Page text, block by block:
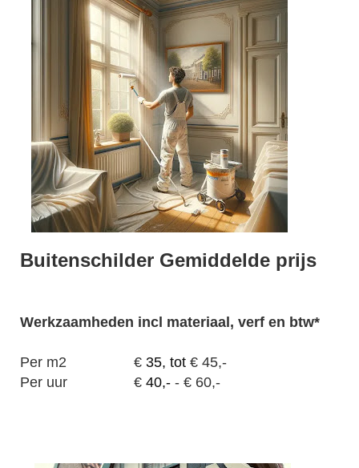
Buitenschilder Gemiddelde prijs
Werkzaamheden incl materiaal, verf en btw*
Per m2 € 35, tot € 45,-
Per uur
€ 40,- - € 60,-